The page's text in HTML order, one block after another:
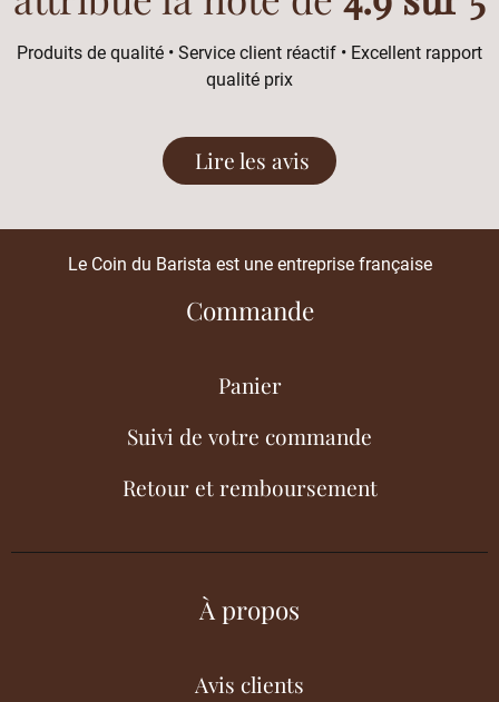
Produits de qualité • Service client réactif • Excellent rapport
qualité prix
Lire les avis
Le Coin du Barista est une entreprise française
Commande
Panier
Suivi de votre commande
Retour et remboursement
À propos
Avis clients